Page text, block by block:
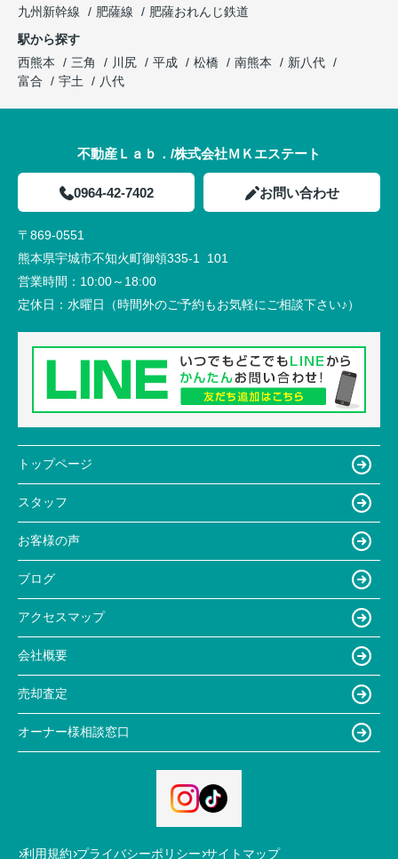
九州新幹線
肥薩線
肥薩おれんじ鉄道
駅から探す
西熊本
三角 川尻 平成 松橋 南熊本
新八代
富合
宇土 八代
不動産Ｌａｂ．/株式会社ＭＫエステート
0964-42-7402 お問い合わせ
〒869-0551
熊本県宇城市不知火町御領335-1 101
営業時間： 10:00～18:00
定休日： 水曜日（時間外のご予約もお気軽にご相談下さい♪）
トップページ
スタッフ
お客様の声
ブログ
アクセスマップ
会社概要
売却査定
オーナー様相談窓口
利用規約 プライバシーポリシー サイトマップ